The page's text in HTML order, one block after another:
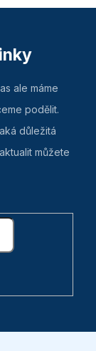
ale máme
podělit.
důležitá
můžete